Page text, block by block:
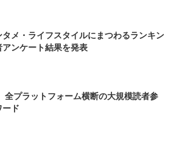
メ・ライフスタイルにまつわるランキン
アンケート結果を発表
全プラットフォーム横断の大規模読者参
ド